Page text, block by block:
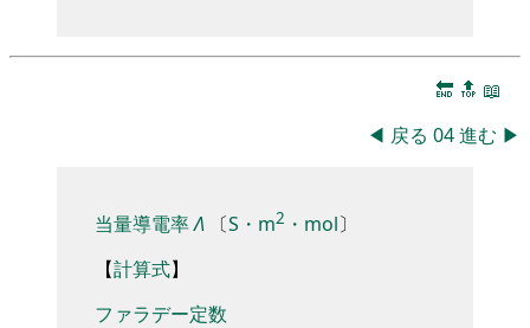
🔚 🔝 📖
◀ 戻る 04進む ▶
当量導電率Λ 〔S・m2 ・mol〕
【計算式】
ファラデー定数